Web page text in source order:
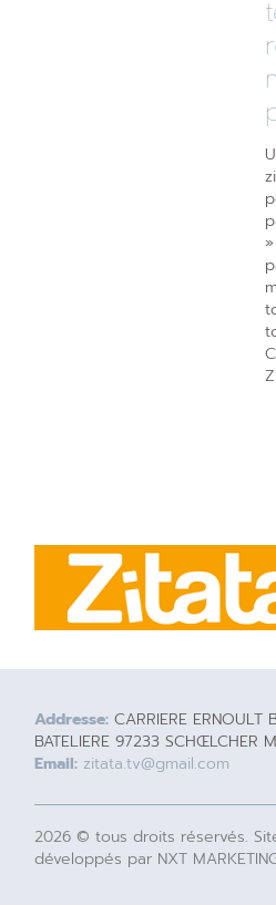
Addresse: CARRIERE ERNOULT
BATELIERE 97233 SCHŒLCHER
Email: zitata.tv@gmail.com
2026 © tous droits réservés.
développés par NXT